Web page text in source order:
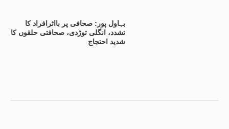
بہاول پور: صحافی پر بااثرافراد کا
تشدد، انگلی توڑدی، صحافتی حلقوں کا
شدید احتجاج